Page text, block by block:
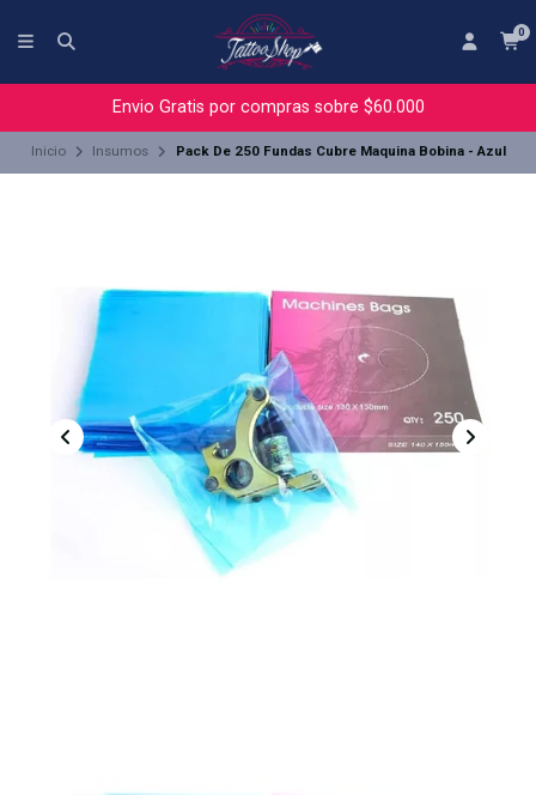
0
Envio Gratis por compras sobre $60.000
Inicio Insumos Pack De 250 Fundas Cubre Maquina Bobina - Azul